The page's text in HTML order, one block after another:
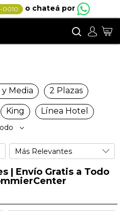
0010 o chateá por
Buscar
y Media 2 Plazas
King Línea Hotel
| Envío Gratis a Todo